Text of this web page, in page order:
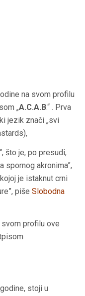
na svom profilu
„A.C.A.B.“ . Prva
jezik znači „svi
“, što je, po presudi,
spornog akronima”,
je istaknut crni
piše Slobodna
svom profilu ove
stoji u